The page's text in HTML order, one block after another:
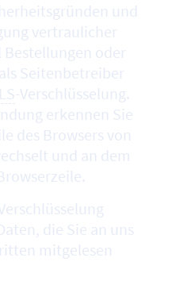
und
vertraulicher
oder
Seitenbetreiber
-Verschlüsselung.
erkennen Sie
des Browsers von
und an dem
die Sie an uns
mitgelesen